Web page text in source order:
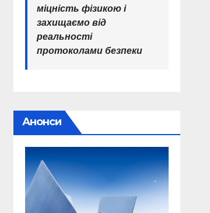
міцність фізикою і
захищаємо від
реальності
протоколами безпеки
Анонси